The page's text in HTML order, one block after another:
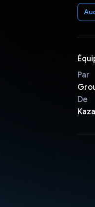
Par
De